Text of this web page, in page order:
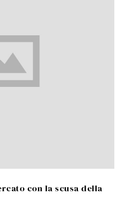
con la scusa della